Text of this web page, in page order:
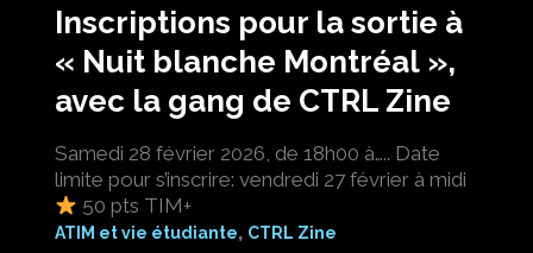
Inscriptions pour la sortie à
« Nuit blanche Montréal »,
avec la gang de CTRL Zine
Samedi 28 février 2026, de 18h00 à….. Date
limite pour s’inscrire: vendredi 27 février à midi
50 pts TIM+
ATIM et vie étudiante, CTRL Zine